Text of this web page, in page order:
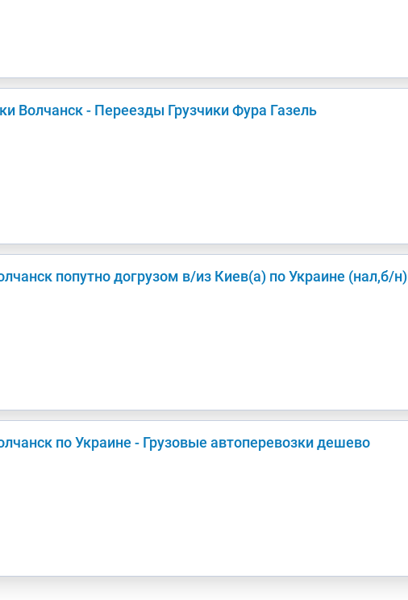
Волчанск - Переезды Грузчики Фура Газель
Грузоперевозки Волчанск попутно догрузом в/из Киев(а) по Украине (нал,б/н)
по Украине - Грузовые автоперевозки дешево